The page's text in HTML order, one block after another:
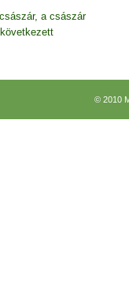
a császár
© 2010